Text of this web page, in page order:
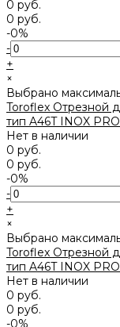
0 руб.
0 руб.
-0%
-
+
×
Выбрано
Toroflex Отрезной
тип A46T INOX
Нет в наличии
0 руб.
0 руб.
-0%
-
+
×
Выбрано
Toroflex Отрезной
тип A46T INOX
Нет в наличии
0 руб.
0 руб.
-0%